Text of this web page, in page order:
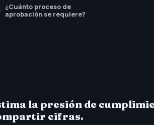
¿Cuánto proceso de
aprobación se requiere?
la presión de
cifras.